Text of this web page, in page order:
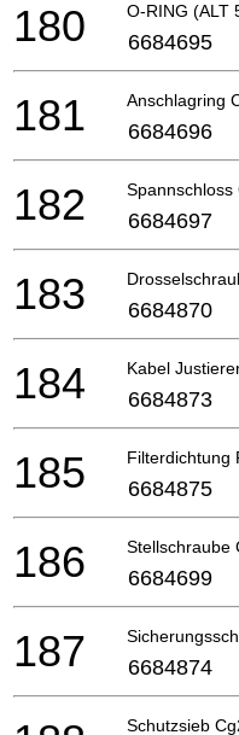
O-RING (ALT
180 6684695
Anschlagring
181 6684696
Spannschloss
182 6684697
183 6684870
Kabel
184 6684873
Filterdichtung
185 6684875
Stellschraube
186 6684699
187 6684874
Schutzsieb